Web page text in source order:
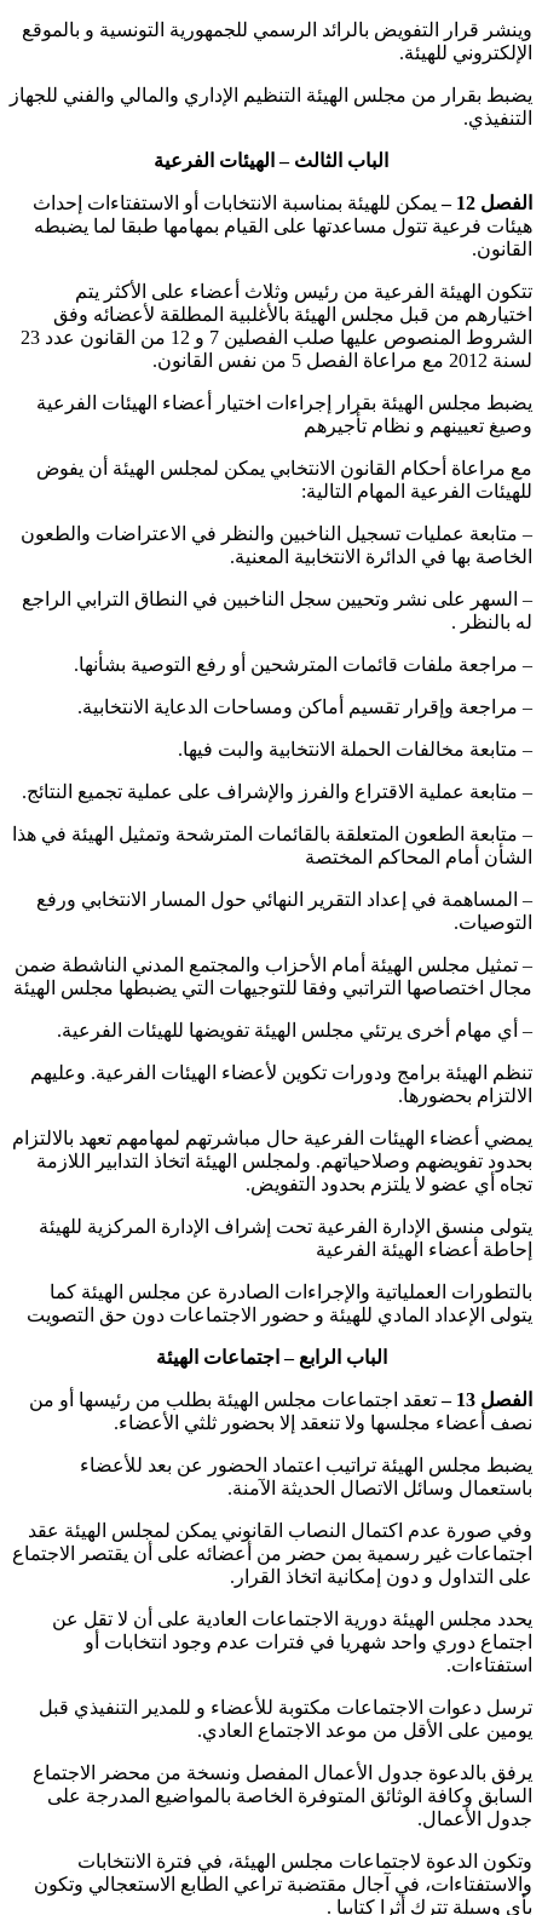
وينشر قرار التفويض بالرائد الرسمي للجمهورية التونسية و بالموقع
الإلكتروني للهيئة.
‏يضبط بقرار من مجلس الهيئة التنظيم الإداري والمالي والفني للجهاز
التنفيذي.
الباب الثالث – الهيئات الفرعية
الفصل 12 –
يمكن للهيئة بمناسبة الانتخابات أو الاستفتاءات إحداث
هيئات فرعية تتول مساعدتها على القيام بمهامها طبقا لما يضبطه
القانون.
‏تتكون الهيئة الفرعية من رئيس وثلاث أعضاء على الأكثر يتم
اختيارهم من قبل مجلس الهيئة بالأغلبية المطلقة لأعضائه وفق
الشروط المنصوص عليها صلب الفصلين 7 ‏و 12 ‏من القانون عدد 23
‏لسنة 2012 ‏مع مراعاة الفصل 5 ‏من نفس القانون.
‏يضبط مجلس الهيئة بقرار إجراءات اختيار أعضاء الهيئات الفرعية
وصيغ تعيينهم و نظام تأجيرهم
‏مع مراعاة أحكام القانون الانتخابي يمكن لمجلس الهيئة أن يفوض
للهيئات الفرعية المهام التالية:
– ‏متابعة عمليات تسجيل الناخبين والنظر في الاعتراضات والطعون
الخاصة بها في الدائرة الانتخابية المعنية.
– ‏السهر على نشر وتحيين سجل الناخبين في النطاق الترابي الراجع
له بالنظر .
– ‏مراجعة ملفات قائمات المترشحين أو رفع التوصية بشأنها.
– ‏مراجعة وإقرار تقسيم أماكن ومساحات الدعاية الانتخابية.
– متابعة مخالفات الحملة الانتخابية والبت فيها.
– ‏متابعة عملية الاقتراع والفرز والإشراف على عملية تجميع النتائج.
– ‏متابعة الطعون المتعلقة بالقائمات المترشحة وتمثيل الهيئة في هذا
الشأن أمام المحاكم المختصة
– ‏المساهمة في إعداد التقرير النهائي حول المسار الانتخابي ورفع
التوصيات.
– تمثيل مجلس الهيئة أمام الأحزاب والمجتمع المدني الناشطة ضمن
مجال اختصاصها التراتبي وفقا للتوجيهات التي يضبطها مجلس الهيئة
– ‏أي مهام أخرى يرتئي مجلس الهيئة تفويضها للهيئات الفرعية.
‏تنظم الهيئة برامج ودورات تكوين لأعضاء الهيئات الفرعية. وعليهم
الالتزام بحضورها.
‏يمضي أعضاء الهيئات الفرعية حال مباشرتهم لمهامهم تعهد بالالتزام
بحدود تفويضهم وصلاحياتهم. ولمجلس الهيئة اتخاذ التدابير اللازمة
تجاه أي عضو لا يلتزم بحدود التفويض.
‏يتولى منسق الإدارة الفرعية تحت إشراف الإدارة المركزية للهيئة
إحاطة أعضاء الهيئة الفرعية
‏بالتطورات العملياتية والإجراءات الصادرة عن مجلس الهيئة كما
يتولى الإعداد المادي للهيئة و حضور الاجتماعات دون حق التصويت
الباب الرابع – اجتماعات الهيئة
الفصل 13 –
تعقد اجتماعات مجلس الهيئة بطلب من رئيسها أو من
نصف أعضاء مجلسها ولا تنعقد إلا بحضور ثلثي الأعضاء.
‏يضبط مجلس الهيئة تراتيب اعتماد الحضور عن بعد للأعضاء
باستعمال وسائل الاتصال الحديثة الآمنة.
‏وفي صورة عدم اكتمال النصاب القانوني يمكن لمجلس الهيئة عقد
اجتماعات غير رسمية بمن حضر من أعضائه على أن يقتصر الاجتماع
على التداول و دون إمكانية اتخاذ القرار.
‏يحدد مجلس الهيئة دورية الاجتماعات العادية على أن لا تقل عن
اجتماع دوري واحد شهريا في فترات عدم وجود انتخابات أو
استفتاءات.
‏ترسل دعوات الاجتماعات مكتوبة للأعضاء و للمدير التنفيذي قبل
يومين على الأقل من موعد الاجتماع العادي.
‏يرفق بالدعوة جدول الأعمال المفصل ونسخة من محضر الاجتماع
السابق وكافة الوثائق المتوفرة الخاصة بالمواضيع المدرجة على
جدول الأعمال.
‏وتكون الدعوة لاجتماعات مجلس الهيئة، في فترة الانتخابات
والاستفتاءات، في آجال مقتضبة تراعي الطابع الاستعجالي وتكون
بأي وسيلة تترك أثرا كتابيا .